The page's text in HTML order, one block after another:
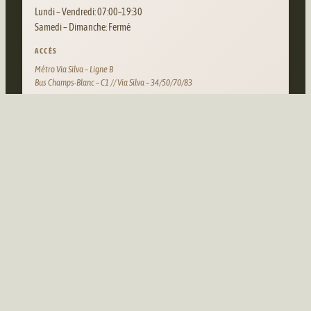
Lundi – Vendredi: 07:00–19:30
Samedi – Dimanche: Fermé
ACCÈS
Métro Via Silva – Ligne B
Bus Champs-Blanc – C1 // Via Silva – 34/50/70/83